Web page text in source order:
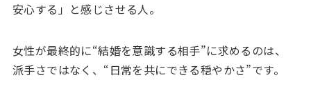
安心する」と感じさせる人。
女性が最終的に“結婚を意識する相手”に求めるのは、
派手さではなく、“日常を共にできる穏やかさ”です。